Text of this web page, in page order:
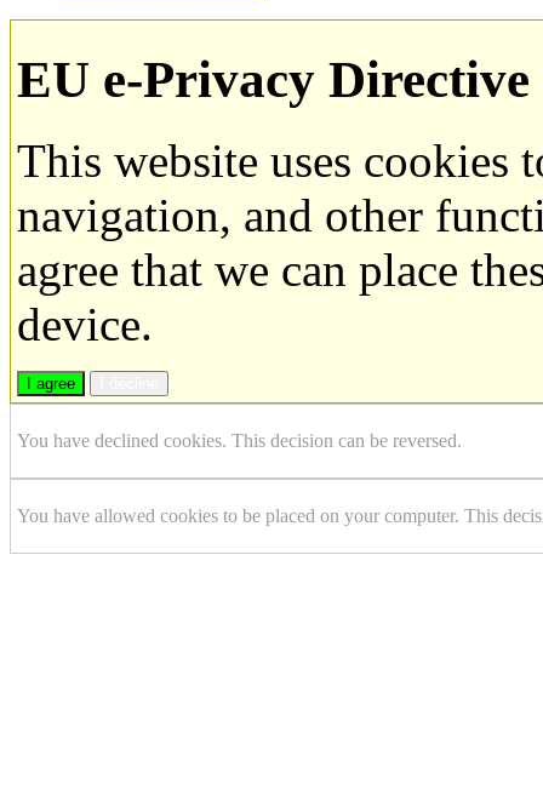
EU e-Privacy Directive
This website uses cookies
navigation, and other
agree that we can place
device.
I agree
You have declined cookies. This decision can be reversed.
You have allowed cookies to be placed on your computer. This